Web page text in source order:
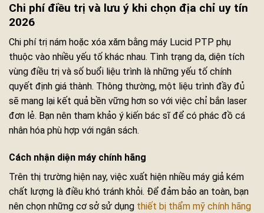
Chi phí điều trị và lưu ý khi chọn địa chỉ uy tín
2026
Chi phí trị nám hoặc xóa xăm bằng máy Lucid PTP phụ
thuộc vào nhiều yếu tố khác nhau. Tình trạng da, diện tích
vùng điều trị và số buổi liệu trình là những yếu tố chính
quyết định giá thành. Thông thường, một liệu trình đầy đủ
sẽ mang lại kết quả bền vững hơn so với việc chỉ bắn laser
đơn lẻ. Bạn nên tham khảo ý kiến bác sĩ để có phác đồ cá
nhân hóa phù hợp với ngân sách.
Cách nhận diện máy chính hãng
Trên thị trường hiện nay, việc xuất hiện nhiều máy giả kém
chất lượng là điều khó tránh khỏi. Để đảm bảo an toàn, bạn
nên chọn những cơ sở sử dụng thiết bị thẩm mỹ chính hãng